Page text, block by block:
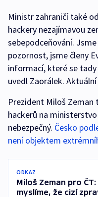
Ministr zahraničí také
hackery nezajímavou
sebepodceňování.
pozornost, jsme členy
informací, které se tady
uvedl Zaorálek.
Prezident Miloš
hackerů na
nebezpečný. Česko
není objektem
ODKAZ
Miloš Zeman pro
myslíme, že cizí